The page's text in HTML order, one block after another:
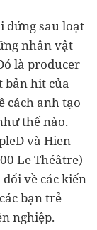
đứng sau loạt
nhân vật
là producer
bản hit của
cách anh tạo
thế nào.
và Hien
Le Théâtre)
về các kiến
bạn trẻ
nghiệp.